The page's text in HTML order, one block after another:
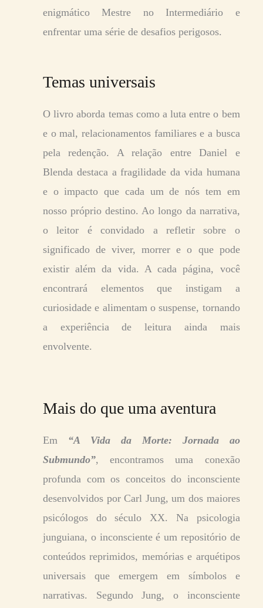
enigmático Mestre no Intermediário e
enfrentar uma série de desafios perigosos.
Temas universais
O livro aborda temas como a luta entre o bem
e o mal, relacionamentos familiares e a busca
pela redenção. A relação entre Daniel e
Blenda destaca a fragilidade da vida humana
e o impacto que cada um de nós tem em
nosso próprio destino. Ao longo da narrativa,
o leitor é convidado a refletir sobre o
significado de viver, morrer e o que pode
existir além da vida. A cada página, você
encontrará elementos que instigam a
curiosidade e alimentam o suspense, tornando
a experiência de leitura ainda mais
envolvente.
Mais do que uma aventura
Em “A Vida da Morte: Jornada ao
Submundo”, encontramos uma conexão
profunda com os conceitos do inconsciente
desenvolvidos por Carl Jung, um dos maiores
psicólogos do século XX. Na psicologia
junguiana, o inconsciente é um repositório de
conteúdos reprimidos, memórias e arquétipos
universais que emergem em símbolos e
narrativas. Segundo Jung, o inconsciente